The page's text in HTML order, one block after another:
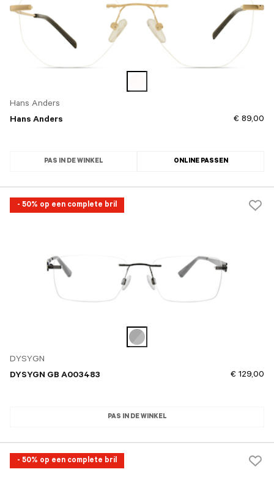
Hans Anders
Hans Anders
€ 89,00
PAS IN DE WINKEL ONLINE PASSEN
- 50% op een complete bril
DYSYGN
DYSYGN GB A003483
€ 129,00
PAS IN DE WINKEL
- 50% op een complete bril